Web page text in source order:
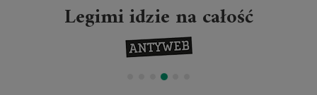
Legimi idzie na całość